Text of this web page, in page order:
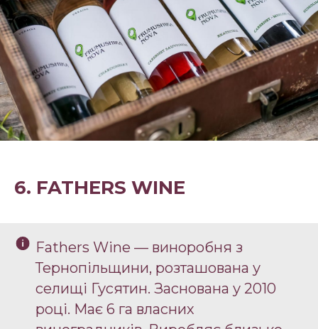
6. FATHERS WINE
Fathers Wine — виноробня з
Тернопільщини, розташована у
селищі Гусятин. Заснована у 2010
році. Має 6 га власних